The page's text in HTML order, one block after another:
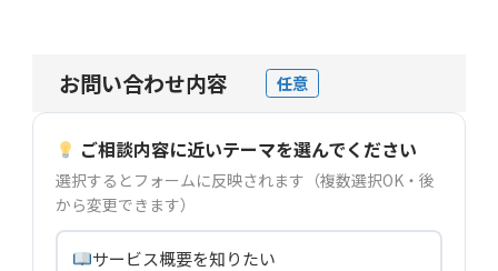
お問い合わせ内容 任意
ご相談内容に近いテーマを選んでください
選択するとフォームに反映されます（複数選択OK・後
から変更できます）
サービス概要を知りたい